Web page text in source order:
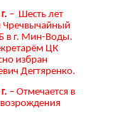
– Шесть лет
Чречвычайный
в г. Мин-Воды.
ЦК
избран
Дегтяренко.
– Отмечается в